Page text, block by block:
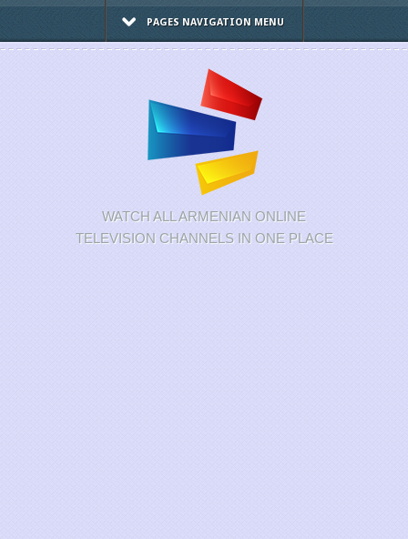
PAGES NAVIGATION MENU
WATCH ALL ARMENIAN ONLINE
TELEVISION CHANNELS IN ONE PLACE